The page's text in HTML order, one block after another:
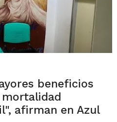
beneficios
afirman en Azul